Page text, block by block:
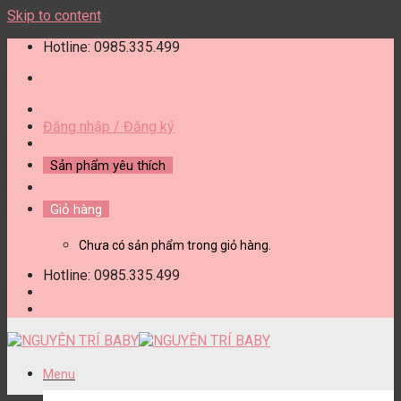
Skip to content
Hotline: 0985.335.499
Đăng nhập / Đăng ký
Sản phẩm yêu thích
Giỏ hàng
Chưa có sản phẩm trong giỏ hàng.
Hotline: 0985.335.499
Menu